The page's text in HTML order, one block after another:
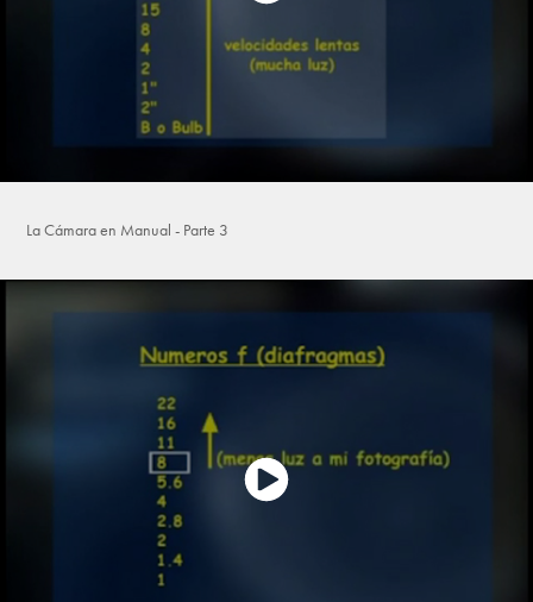
La Cámara en Manual - Parte 3